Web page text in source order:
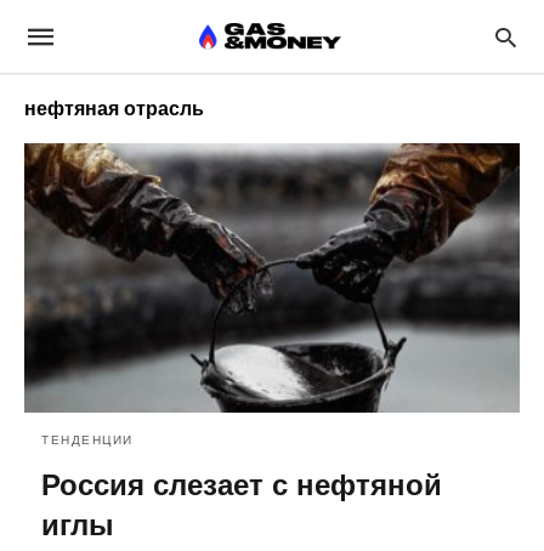
нефтяная отрасль
ТЕНДЕНЦИИ
Россия слезает с нефтяной
иглы